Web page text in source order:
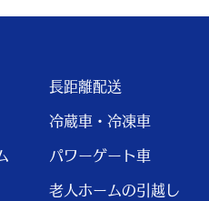
長距離配送
冷蔵車・冷凍車
パワーゲート車
老人ホームの引越し